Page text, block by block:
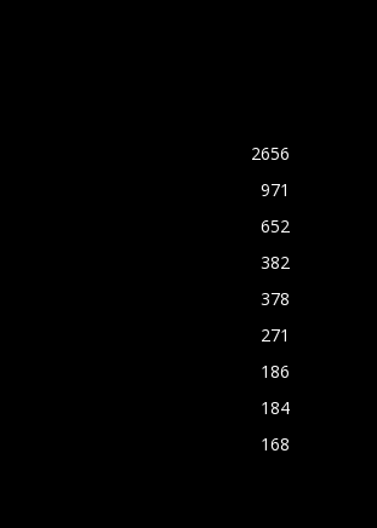
2656
971
652
382
378
271
186
184
168